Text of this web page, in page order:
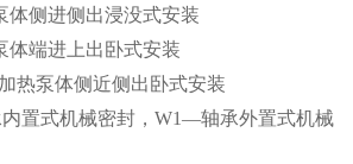
体侧进侧出浸没式安装
体端进上出卧式安装
热泵体侧近侧出卧式安装
置式机械密封，W1—轴承外置式机械